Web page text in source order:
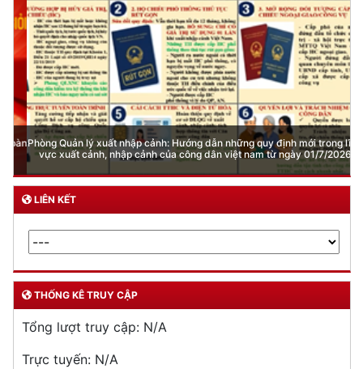
Phòng Quản lý xuất nhập cảnh: Hướng dẫn những quy định mới trong lĩnh
vực xuất cảnh, nhập cảnh của công dân việt nam từ ngày 01/7/2026
LIÊN KẾT
THỐNG KÊ TRUY CẬP
Tổng lượt truy cập: N/A
Trực tuyến: N/A